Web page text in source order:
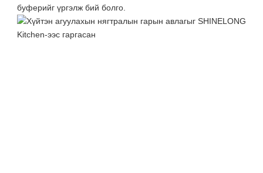
буферийг үргэлж бий болго.